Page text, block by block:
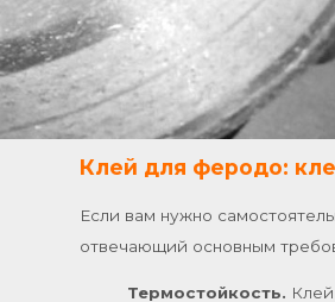
Клей для феродо:
Если вам нужно
отвечающий основным
Термостойкость.